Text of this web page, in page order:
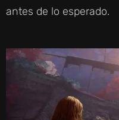
antes de lo esperado.